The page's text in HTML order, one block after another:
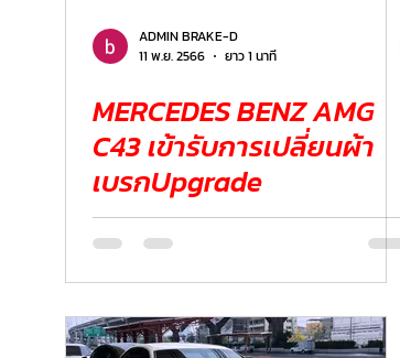
ADMIN BRAKE-D
11 พ.ย. 2566
ยาว 1 นาที
MERCEDES BENZ AMG
C43 เข้ารับการเปลี่ยนผ้า
เบรกUpgrade